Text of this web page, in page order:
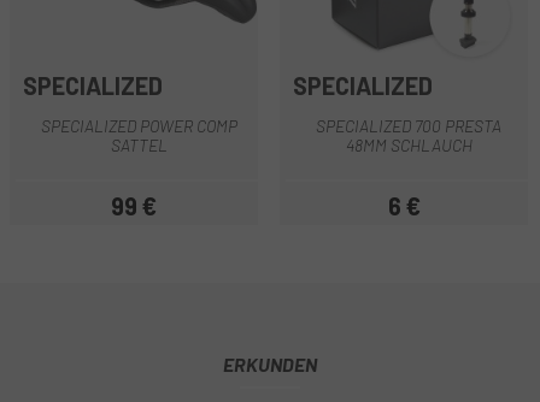
SPECIALIZED
SPECIALIZED POWER COMP
SATTEL
Preis
99 €
SPECIALIZED
SPECIALIZED 700 PRESTA
48MM SCHLAUCH
Preis
6 €
ERKUNDEN